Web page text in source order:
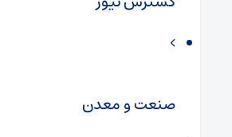
صنعت و معدن